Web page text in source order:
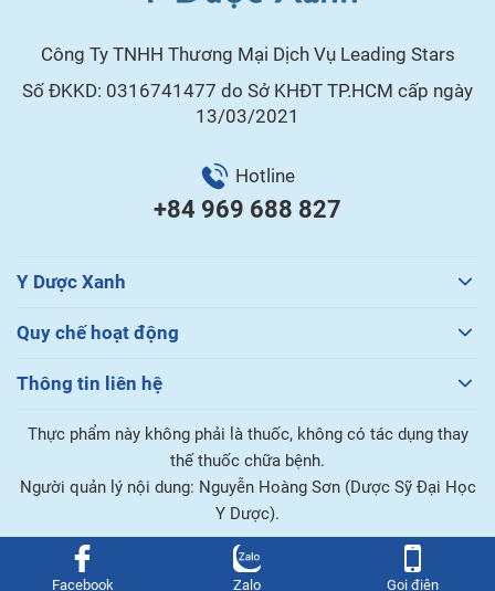
Công Ty TNHH Thương Mại Dịch Vụ Leading Stars
Số ĐKKD: 0316741477 do Sở KHĐT TP.HCM cấp ngày
13/03/2021
Hotline
+84 969 688 827
Y Dược Xanh
Quy chế hoạt động
Thông tin liên hệ
Thực phẩm này không phải là thuốc, không có tác dụng thay
thế thuốc chữa bệnh.
Người quản lý nội dung: Nguyễn Hoàng Sơn (Dược Sỹ Đại Học
Y Dược).
Facebook Zalo Gọi điện